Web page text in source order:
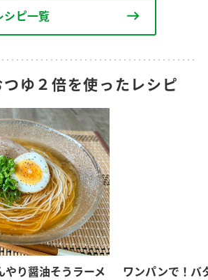
シピ一覧
ゆ２倍を使ったレシピ
やり醤油そうラーメ ワンパンで！バ